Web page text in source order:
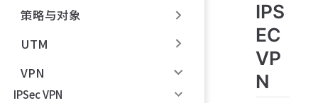
策略与对象
UTM
VPN
IPSec VPN
IPS
EC
VP
N